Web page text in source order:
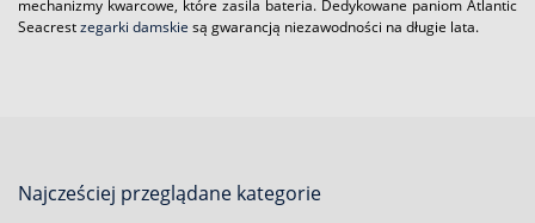
mechanizmy kwarcowe, które zasila bateria. Dedykowane paniom Atlantic
Seacrestzegarki damskie są gwarancją niezawodności na długie lata.
Najcześciej przeglądane kategorie